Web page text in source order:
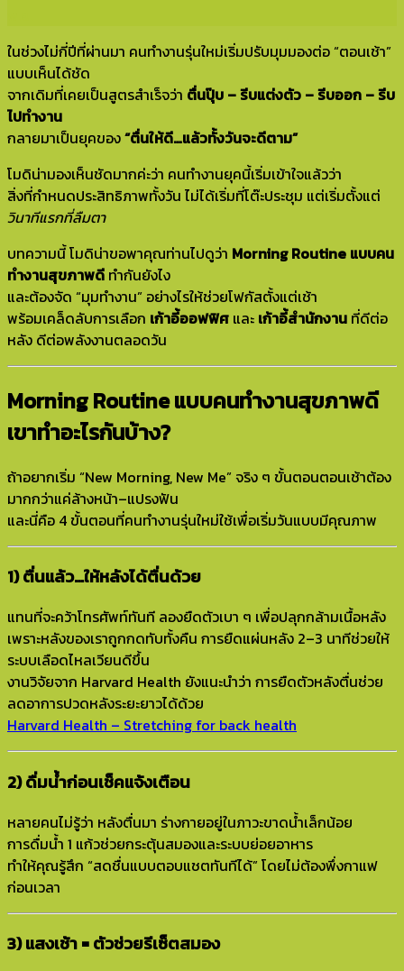
ในช่วงไม่กี่ปีที่ผ่านมา คนทำงานรุ่นใหม่เริ่มปรับมุมมองต่อ “ตอนเช้า”
แบบเห็นได้ชัด
จากเดิมที่เคยเป็นสูตรสำเร็จว่า ตื่นปุ๊บ – รีบแต่งตัว – รีบออก – รีบ
ไปทำงาน
กลายมาเป็นยุคของ“ตื่นให้ดี…แล้วทั้งวันจะดีตาม”
โมดิน่ามองเห็นชัดมากค่ะว่า คนทำงานยุคนี้เริ่มเข้าใจแล้วว่า
สิ่งที่กำหนดประสิทธิภาพทั้งวัน ไม่ได้เริ่มที่โต๊ะประชุม แต่เริ่มตั้งแต่
วินาทีแรกที่ลืมตา
บทความนี้ โมดิน่าขอพาคุณท่านไปดูว่า Morning Routine แบบคน
ทำงานสุขภาพดี ทำกันยังไง
และต้องจัด “มุมทำงาน” อย่างไรให้ช่วยโฟกัสตั้งแต่เช้า
พร้อมเคล็ดลับการเลือก เก้าอี้ออฟฟิศ และ เก้าอี้สำนักงาน ที่ดีต่อ
หลัง ดีต่อพลังงานตลอดวัน
Morning Routine แบบคนทำงานสุขภาพดี
เขาทำอะไรกันบ้าง?
ถ้าอยากเริ่ม “New Morning, New Me” จริง ๆ ขั้นตอนตอนเช้าต้อง
มากกว่าแค่ล้างหน้า–แปรงฟัน
และนี่คือ 4 ขั้นตอนที่คนทำงานรุ่นใหม่ใช้เพื่อเริ่มวันแบบมีคุณภาพ
1) ตื่นแล้ว…ให้หลังได้ตื่นด้วย
แทนที่จะคว้าโทรศัพท์ทันที ลองยืดตัวเบา ๆ เพื่อปลุกกล้ามเนื้อหลัง
เพราะหลังของเราถูกกดทับทั้งคืน การยืดแผ่นหลัง 2–3 นาทีช่วยให้
ระบบเลือดไหลเวียนดีขึ้น
งานวิจัยจาก Harvard Health ยังแนะนำว่า การยืดตัวหลังตื่นช่วย
ลดอาการปวดหลังระยะยาวได้ด้วย
Harvard Health – Stretching for back health
2) ดื่มน้ำก่อนเช็คแจ้งเตือน
หลายคนไม่รู้ว่า หลังตื่นมา ร่างกายอยู่ในภาวะขาดน้ำเล็กน้อย
การดื่มน้ำ 1 แก้วช่วยกระตุ้นสมองและระบบย่อยอาหาร
ทำให้คุณรู้สึก “สดชื่นแบบตอบแชตทันทีได้” โดยไม่ต้องพึ่งกาแฟ
ก่อนเวลา
3) แสงเช้า = ตัวช่วยรีเซ็ตสมอง